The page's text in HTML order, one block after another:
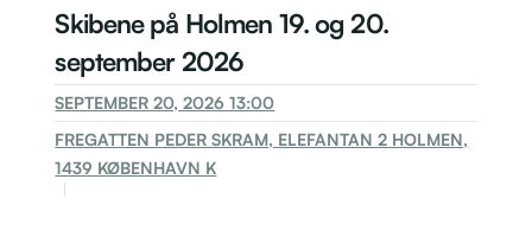
Skibene på Holmen 19. og 20.
september 2026
SEPTEMBER 20, 2026 13:00
FREGATTEN PEDER SKRAM, ELEFANTAN 2 HOLMEN,
1439 KØBENHAVN K